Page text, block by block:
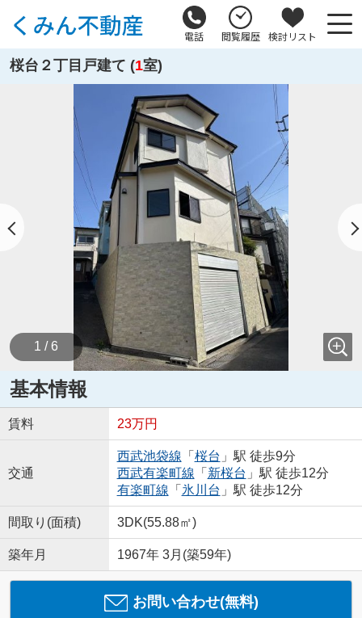
電話 閲覧履歴 検討リスト
桜台２丁目戸建て (1室)
1 / 6
基本情報
賃料 23万円
交通
西武池袋線 「 桜台 」駅 徒歩9分
西武有楽町線 「 新桜台 」駅 徒歩12分
有楽町線 「 氷川台 」駅 徒歩12分
間取り(面積) 3DK(55.88㎡)
築年月 1967年 3月(築59年)
お問い合わせ(無料)